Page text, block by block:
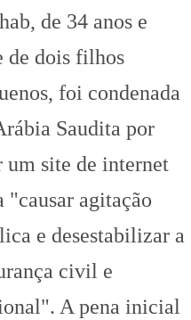
de 34 anos e
de dois filhos
foi condenada
Saudita por
um site de internet
"causar agitação
e desestabilizar a
civil e
A pena inicial